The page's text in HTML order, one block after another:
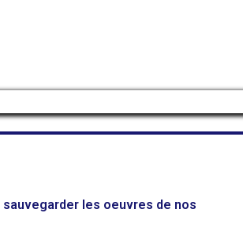
les oeuvres de nos